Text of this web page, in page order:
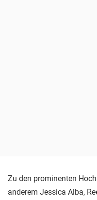
Zu den prominenten
anderem Jessica Alba,